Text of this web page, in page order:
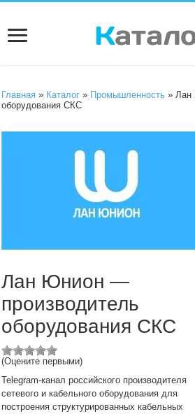
Главная » Каталог » Промышленность » Лан
оборудования СКС
Лан Юнион —
производитель
оборудования СКС
(Оцените первыми)
Telegram-канал российского производителя
сетевого и кабельного оборудования для
построения структурированных кабельных